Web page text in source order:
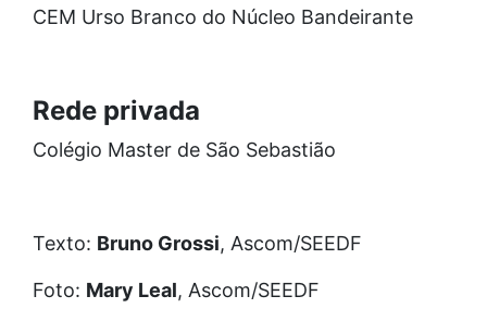
CEM Urso Branco do Núcleo Bandeirante
Rede privada
Colégio Master de São Sebastião
Texto: Bruno Grossi, Ascom/SEEDF
Foto: Mary Leal, Ascom/SEEDF